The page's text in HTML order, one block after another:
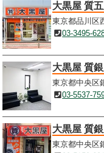
大黒屋 質
東京都品川区
03-3495-
大黒屋 質
東京都中央区
03-5537-
大黒屋 質
東京都中央区